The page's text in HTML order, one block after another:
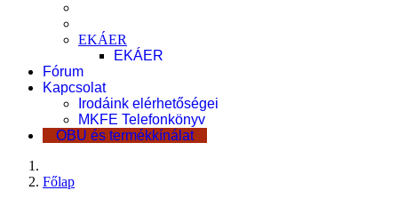
EKÁER
EKÁER
Fórum
Kapcsolat
Irodáink elérhetőségei
MKFE Telefonkönyv
OBU és termékkínálat
Főlap